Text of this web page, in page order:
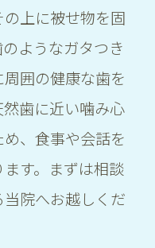
上に被せ物を固
ようなガタつき
囲の健康な歯を
歯に近い噛み心
、食事や会話を
す。まずは相談
院へお越しくだ